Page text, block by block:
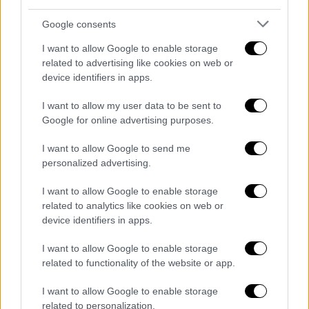
Google consents
I want to allow Google to enable storage
related to advertising like cookies on web or
device identifiers in apps.
I want to allow my user data to be sent to
Google for online advertising purposes.
I want to allow Google to send me
personalized advertising.
I want to allow Google to enable storage
related to analytics like cookies on web or
device identifiers in apps.
I want to allow Google to enable storage
related to functionality of the website or app.
I want to allow Google to enable storage
related to personalization.
Και προσέθεσε ότι «ο
λόγος είναι
για να ανακοινώσουμε ότι διορθώνουμε μία
διαχρονική αδικία εις βάρος των κωφών
συμπολιτών μας καθώς το επίδομα
κώφωσης δινόταν στα παιδιά από
0-18 ετών
και μετά ξαναδινόταν στους συνταξιούχους
άνω των 65
. Είμαστε λοιπόν σήμερα εδώ για
να ανακοινώσουμε ότι αυτή η αδικία ανήκει
λαμβάνουν το επίδομα τα 391 ευρώ
ανεξαρτήτως της ηλικίας τους. Με αυτόν
τον τρόπο αποσκοπούμε ώστε να
υιοθετούμε πολιτικές οι οποίες να είναι
πραγματικά δίκαιες, πλήρως
συμπεριληπτικές και να αντιμετωπίζουμε
κάθε μορφή αναπηρίας ξεχωριστά και